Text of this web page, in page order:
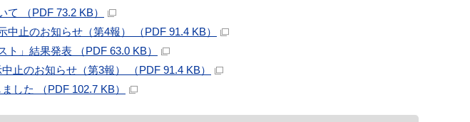
（PDF 73.2 KB）
止のお知らせ（第4報） （PDF 91.4 KB）
」結果発表 （PDF 63.0 KB）
のお知らせ（第3報） （PDF 91.4 KB）
した （PDF 102.7 KB）